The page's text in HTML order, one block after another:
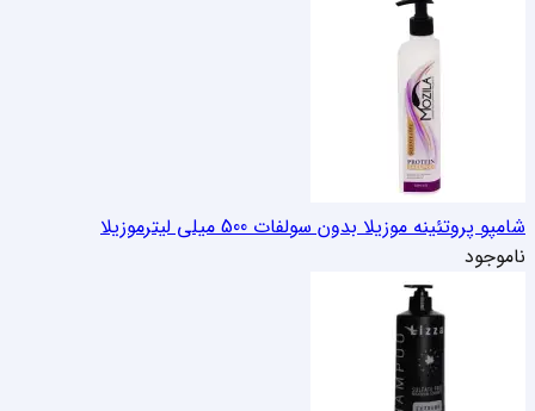
شامپو پروتئینه موزیلا بدون سولفات 500 میلی لیتر
موزیلا
ناموجود